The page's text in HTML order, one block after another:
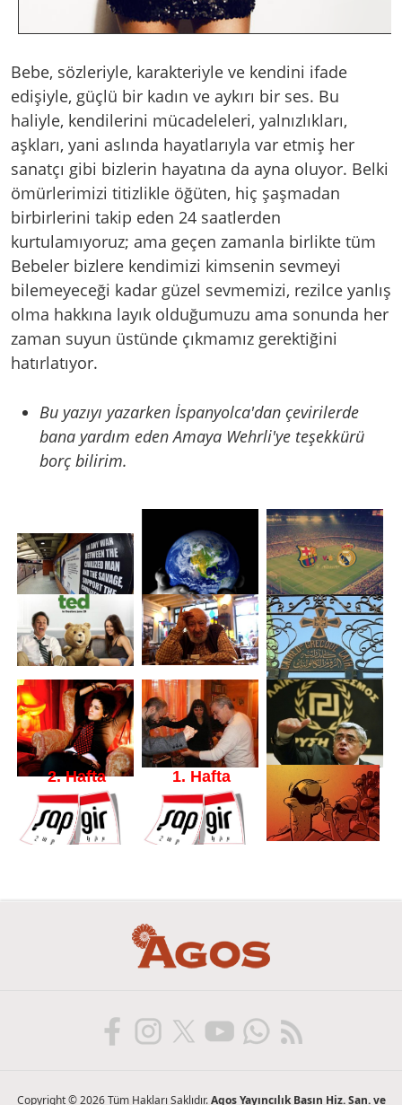
Bebe, sözleriyle, karakteriyle ve kendini ifade
edişiyle, güçlü bir kadın ve aykırı bir ses. Bu
haliyle, kendilerini mücadeleleri, yalnızlıkları,
aşkları, yani aslında hayatlarıyla var etmiş her
sanatçı gibi bizlerin hayatına da ayna oluyor. Belki
ömürlerimizi titizlikle öğüten, hiç şaşmadan
birbirlerini takip eden 24 saatlerden
kurtulamıyoruz; ama geçen zamanla birlikte tüm
Bebeler bizlere kendimizi kimsenin sevmeyi
bilemeyeceği kadar güzel sevmemizi, rezilce yanlış
olma hakkına layık olduğumuzu ama sonunda her
zaman suyun üstünde çıkmamız gerektiğini
hatırlatıyor.
Bu yazıyı yazarken İspanyolca'dan çevirilerde
bana yardım eden Amaya Wehrli'ye teşekkürü
borç bilirim.
2. Hafta 1. Hafta
Copyright © 2026 Tüm Hakları Saklıdır.Agos Yayıncılık Basın Hiz. San. ve